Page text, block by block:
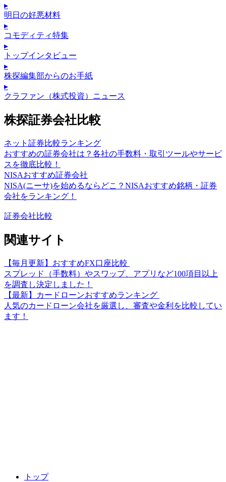
▸
明日の好悪材料
▸
コモディティ特集
▸
トップインタビュー
▸
株探編集部からのお手紙
▸
クラファン（株式投資）ニュース
株探証券会社比較
ネット証券比較ランキング
おすすめの証券会社は？各社の手数料・取引ツールやサービ
スを徹底比較！
NISAおすすめ証券会社
NISA(ニーサ)を始めるならどこ？NISAおすすめ銘柄・証券
会社をランキング！
証券会社比較
関連サイト
【毎月更新】おすすめFX口座比較
スプレッド（手数料）やスワップ、アプリなど100項目以上
を調査し決定しました！
【最新】カードローンおすすめランキング
人気のカードローン会社を厳選し、審査や金利を比較してい
ます！
トップ